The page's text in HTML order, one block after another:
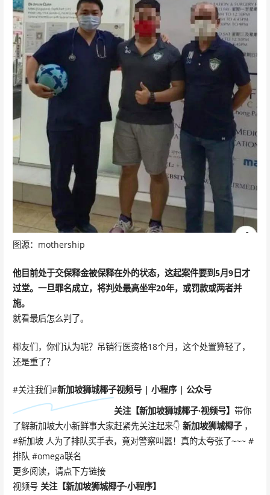
图源：mothership
他目前处于交保释金被保释在外的状态，这起案件要到5月9日才
过堂。一旦罪名成立，将判处最高坐牢20年，或罚款或两者并
施。
就看最后怎么判了。
椰友们，你们认为呢？吊销行医资格18个月，这个处置算轻了，
还是重了？
#关注我们#新加坡狮城椰子视频号 | 小程序 | 公众号
关注【新加坡狮城椰子·视频号】 带你
了解新加坡大小新鲜事大家赶紧先关注起来👇 新加坡狮城椰子，
#新加坡 人为了排队买手表，竟对警察叫嚣！真的太夸张了~~~ #
排队 #omega联名
更多阅读，请点下方链接
视频号 关注【新加坡狮城椰子·小程序】